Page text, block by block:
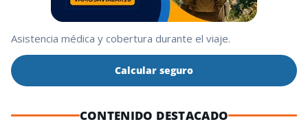
Asistencia médica y cobertura durante el viaje.
Calcular seguro
CONTENIDO DESTACADO